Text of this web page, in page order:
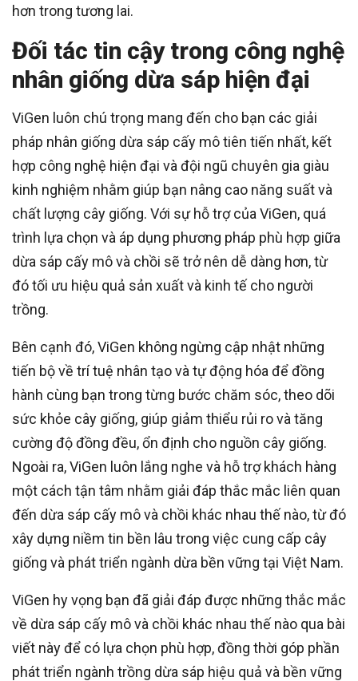
hơn trong tương lai.
Đối tác tin cậy trong công nghệ
nhân giống dừa sáp hiện đại
ViGen luôn chú trọng mang đến cho bạn các giải
pháp nhân giống dừa sáp cấy mô tiên tiến nhất, kết
hợp công nghệ hiện đại và đội ngũ chuyên gia giàu
kinh nghiệm nhằm giúp bạn nâng cao năng suất và
chất lượng cây giống. Với sự hỗ trợ của ViGen, quá
trình lựa chọn và áp dụng phương pháp phù hợp giữa
dừa sáp cấy mô và chồi sẽ trở nên dễ dàng hơn, từ
đó tối ưu hiệu quả sản xuất và kinh tế cho người
trồng.
Bên cạnh đó, ViGen không ngừng cập nhật những
tiến bộ về trí tuệ nhân tạo và tự động hóa để đồng
hành cùng bạn trong từng bước chăm sóc, theo dõi
sức khỏe cây giống, giúp giảm thiểu rủi ro và tăng
cường độ đồng đều, ổn định cho nguồn cây giống.
Ngoài ra, ViGen luôn lắng nghe và hỗ trợ khách hàng
một cách tận tâm nhằm giải đáp thắc mắc liên quan
đến dừa sáp cấy mô và chồi khác nhau thế nào, từ đó
xây dựng niềm tin bền lâu trong việc cung cấp cây
giống và phát triển ngành dừa bền vững tại Việt Nam.
ViGen hy vọng bạn đã giải đáp được những thắc mắc
về dừa sáp cấy mô và chồi khác nhau thế nào qua bài
viết này để có lựa chọn phù hợp, đồng thời góp phần
phát triển ngành trồng dừa sáp hiệu quả và bền vững